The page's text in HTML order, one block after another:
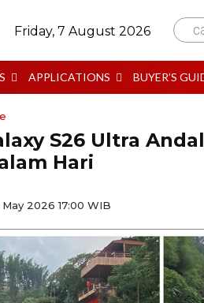
Friday, 7 August 2026
APPLICATIONS BUYER’S
S26 Ultra
Hari
May 2026 17:00 WIB